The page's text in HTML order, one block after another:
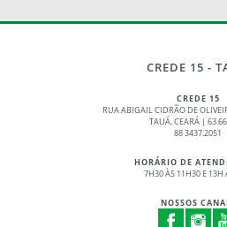
CREDE 15 -
CREDE 15
RUA ABIGAIL CIDRÃO DE
TAUÁ, CEARÁ |
88 3437.2051
HORÁRIO DE
7H30 ÀS 11H30 E 13H
NOSSOS